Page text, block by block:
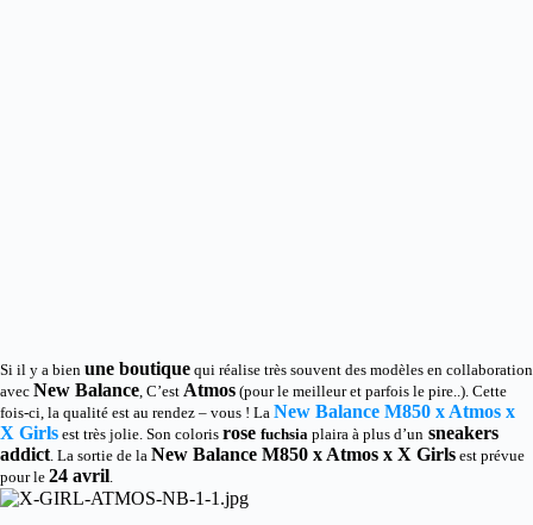
Si il y a bien une boutique qui réalise très souvent des modèles en collaboration
avec New Balance, C’est Atmos (pour le meilleur et parfois le pire..). Cette
fois-ci, la qualité est au rendez – vous ! La New Balance M850 x Atmos x
X Girls est très jolie. Son coloris rose fuchsia plaira à plus d’un sneakers
addict. La sortie de la New Balance M850 x Atmos x X Girls est prévue
pour le 24 avril.